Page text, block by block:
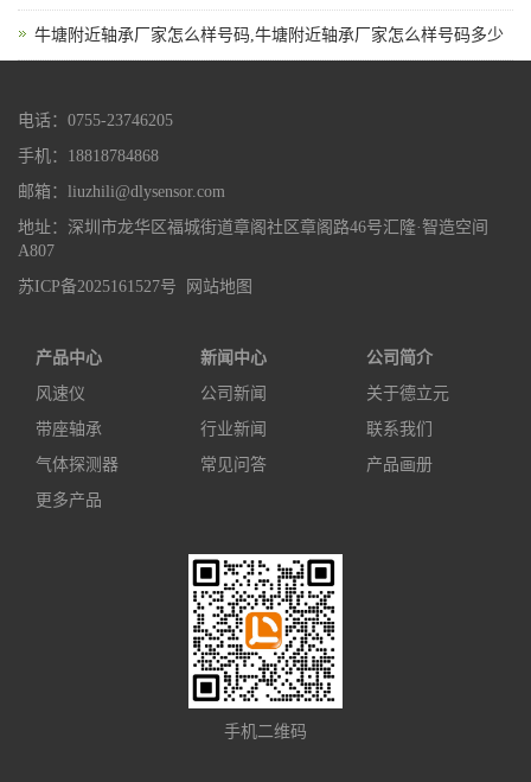
牛塘附近轴承厂家怎么样号码,牛塘附近轴承厂家怎么样号码多少
电话：0755-23746205
手机：18818784868
邮箱：liuzhili@dlysensor.com
地址：深圳市龙华区福城街道章阁社区章阁路46号汇隆·智造空间
A807
苏ICP备2025161527号
网站地图
产品中心
风速仪
带座轴承
气体探测器
更多产品
新闻中心
公司新闻
行业新闻
常见问答
公司简介
关于德立元
联系我们
产品画册
手机二维码